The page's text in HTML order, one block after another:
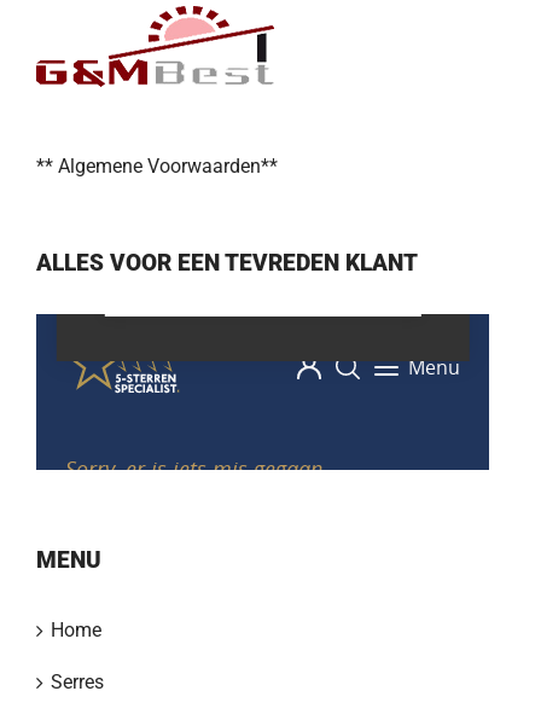
** Algemene Voorwaarden**
ALLES VOOR EEN TEVREDEN KLANT
MENU
Home
Serres